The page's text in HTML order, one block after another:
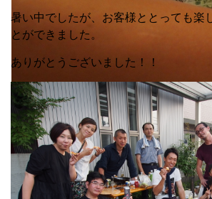
暑い中でしたが、お客様ととっても楽
とができました。
ありがとうございました！！